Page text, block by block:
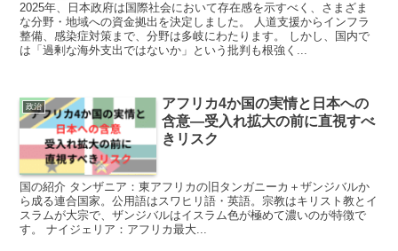
2025年、日本政府は国際社会において存在感を示すべく、さまざま
な分野・地域への資金拠出を決定しました。 人道支援からインフラ
整備、感染症対策まで、分野は多岐にわたります。 しかし、国内で
は「過剰な海外支出ではないか」という批判も根強く...
政治
アフリカ4か国の実情と日本への
含意—受入れ拡大の前に直視すべ
きリスク
国の紹介 タンザニア：東アフリカの旧タンガニーカ＋ザンジバルか
ら成る連合国家。公用語はスワヒリ語・英語。宗教はキリスト教とイ
スラムが大宗で、ザンジバルはイスラム色が極めて濃いのが特徴で
す。 ナイジェリア：アフリカ最大...